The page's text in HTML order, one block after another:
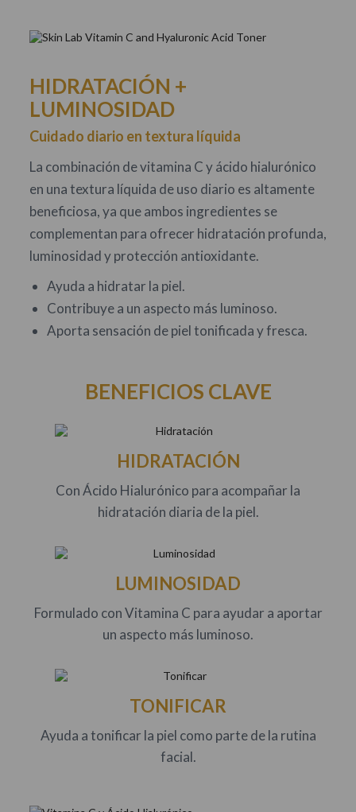
HIDRATACIÓN +
LUMINOSIDAD
Cuidado diario en textura líquida
La combinación de vitamina C y ácido hialurónico
en una textura líquida de uso diario es altamente
beneficiosa, ya que ambos ingredientes se
complementan para ofrecer hidratación profunda,
luminosidad y protección antioxidante.
Ayuda a hidratar la piel.
Contribuye a un aspecto más luminoso.
Aporta sensación de piel tonificada y fresca.
BENEFICIOS CLAVE
HIDRATACIÓN
Con Ácido Hialurónico para acompañar la
hidratación diaria de la piel.
LUMINOSIDAD
Formulado con Vitamina C para ayudar a aportar
un aspecto más luminoso.
TONIFICAR
Ayuda a tonificar la piel como parte de la rutina
facial.